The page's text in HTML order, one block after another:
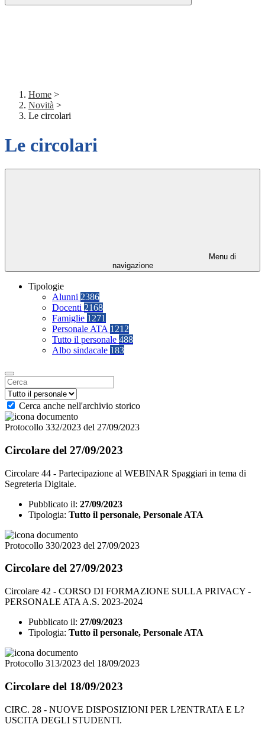
Home >
Novità >
Le circolari
Le circolari
Menu di
navigazione
Tipologie
Alunni 2386
Docenti 2168
Famiglie 1271
Personale ATA 1212
Tutto il personale 488
Albo sindacale 183
Cerca anche nell'archivio storico
Protocollo 332/2023 del 27/09/2023
Circolare del 27/09/2023
Circolare 44 - Partecipazione al WEBINAR Spaggiari in tema di
Segreteria Digitale.
Pubblicato il: 27/09/2023
Tipologia: Tutto il personale, Personale ATA
Protocollo 330/2023 del 27/09/2023
Circolare del 27/09/2023
Circolare 42 - CORSO DI FORMAZIONE SULLA PRIVACY -
PERSONALE ATA A.S. 2023-2024
Pubblicato il: 27/09/2023
Tipologia: Tutto il personale, Personale ATA
Protocollo 313/2023 del 18/09/2023
Circolare del 18/09/2023
CIRC. 28 - NUOVE DISPOSIZIONI PER L?ENTRATA E L?
USCITA DEGLI STUDENTI.